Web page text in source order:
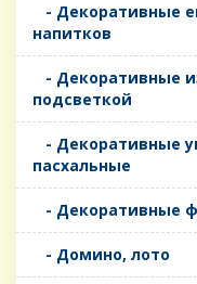
- Декоративные
напитков
- Декоративные
подсветкой
- Декоративные
пасхальные
- Декоративные
- Домино, лото